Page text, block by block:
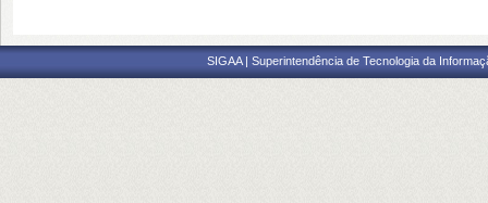
SIGAA | Superintendência de Tecnologia da